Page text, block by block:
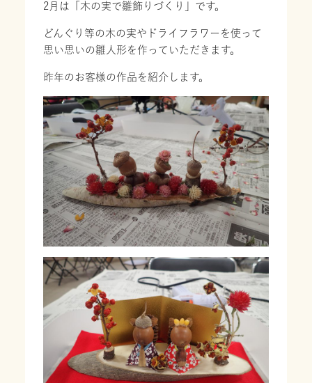
2月は「木の実で雛飾りづくり」です。
どんぐり等の木の実やドライフラワーを使って
思い思いの雛人形を作っていただきます。
昨年のお客様の作品を紹介します。